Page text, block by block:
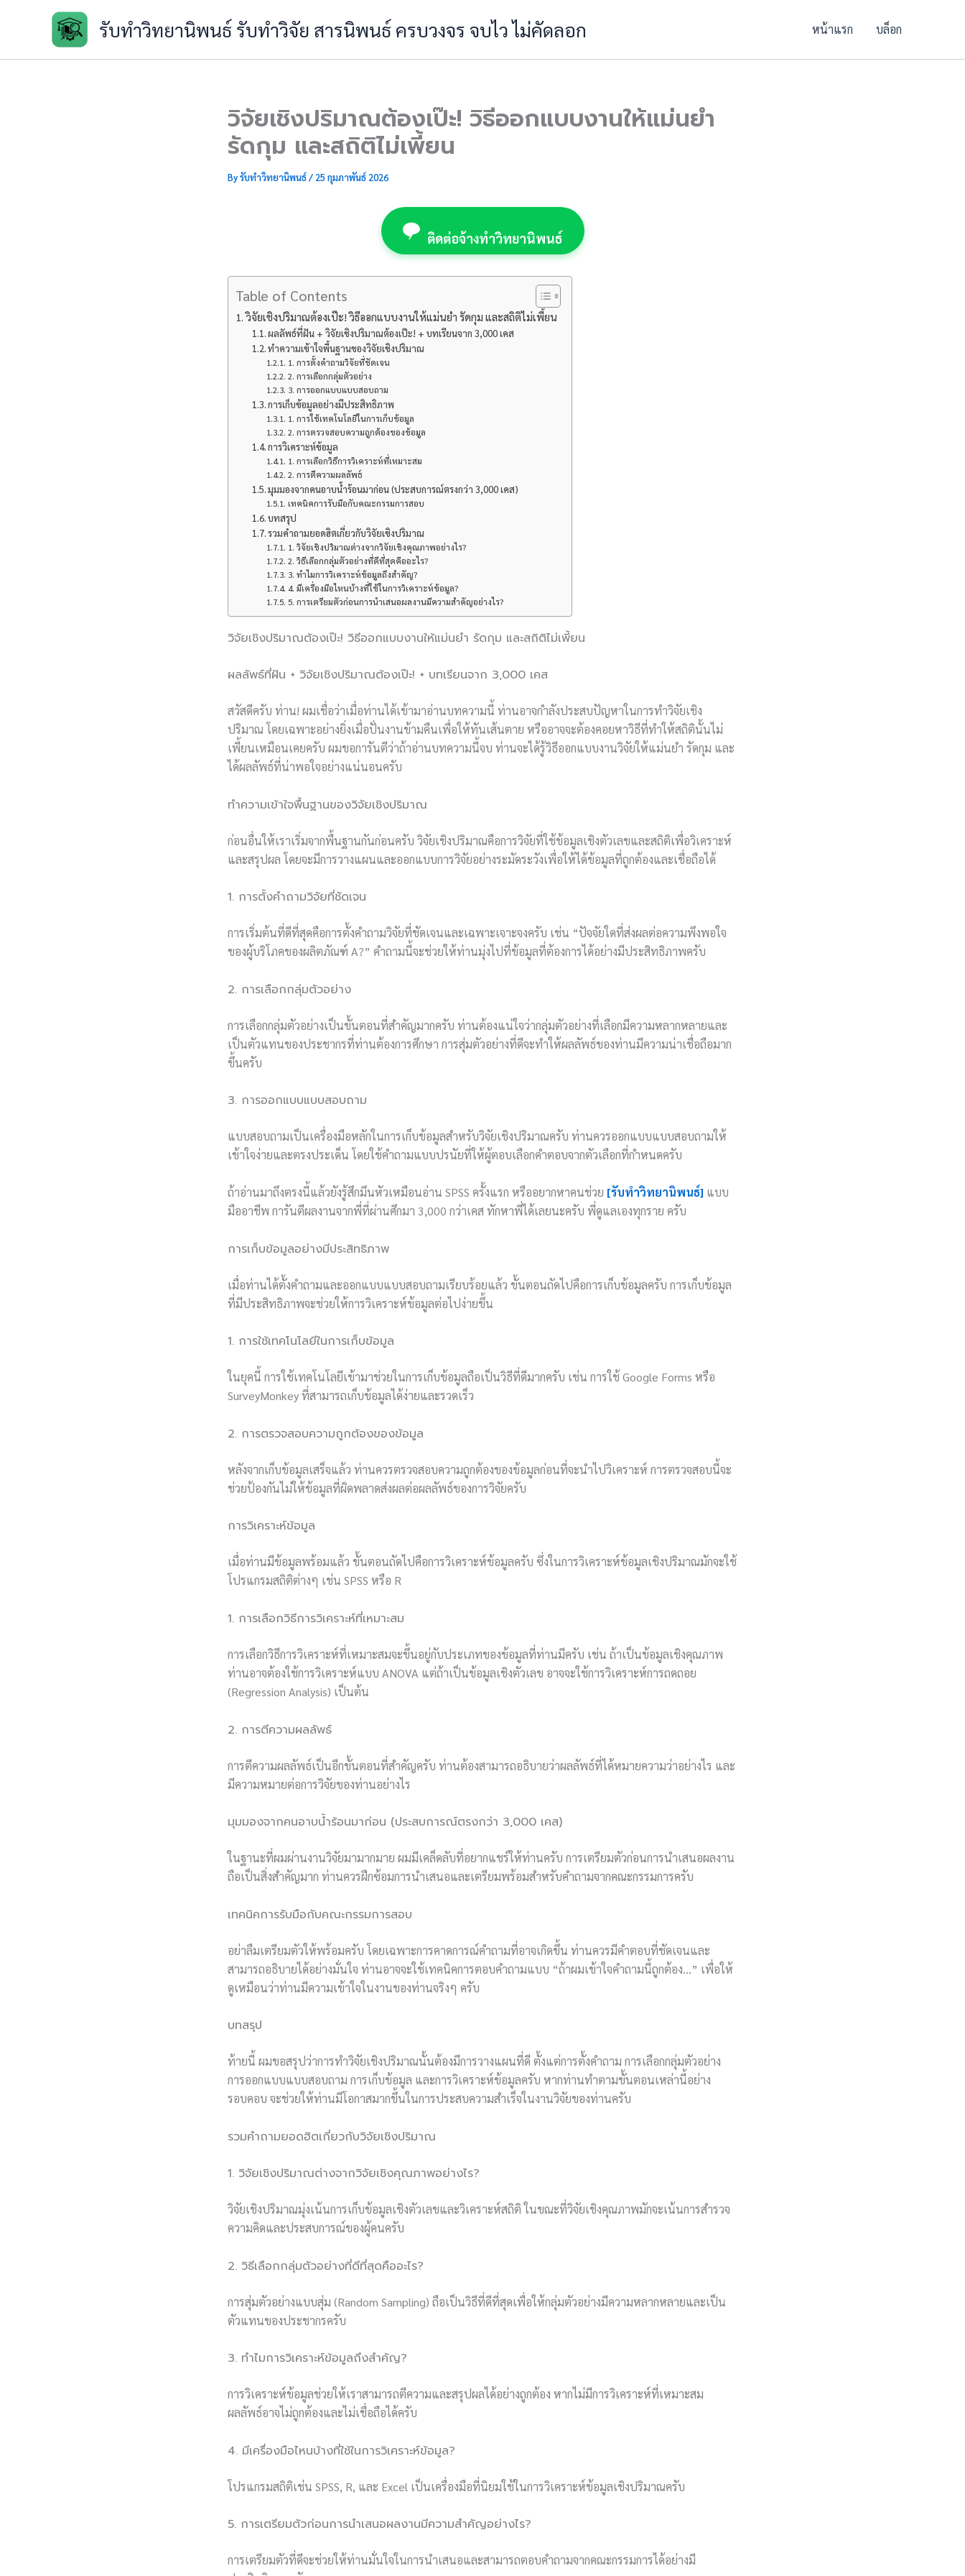
รับทำวิทยานิพนธ์ รับทำวิจัย สารนิพนธ์ ครบวงจร จบไว ไม่คัดลอก หน้าแรก บล็อก
วิจัยเชิงปริมาณต้องเป๊ะ! วิธีออกแบบงานให้แม่นยำ
รัดกุม และสถิติไม่เพี้ยน
Byรับทำวิทยานิพนธ์/ 25 กุมภาพันธ์ 2026
ติดต่อจ้างทำวิทยานิพนธ์
Table of Contents
วิจัยเชิงปริมาณต้องเป๊ะ! วิธีออกแบบงานให้แม่นยำ รัดกุม และสถิติไม่เพี้ยน
ผลลัพธ์ที่ฝัน + วิจัยเชิงปริมาณต้องเป๊ะ! + บทเรียนจาก 3,000 เคส
ทำความเข้าใจพื้นฐานของวิจัยเชิงปริมาณ
1. การตั้งคำถามวิจัยที่ชัดเจน
2. การเลือกกลุ่มตัวอย่าง
3. การออกแบบแบบสอบถาม
การเก็บข้อมูลอย่างมีประสิทธิภาพ
1. การใช้เทคโนโลยีในการเก็บข้อมูล
2. การตรวจสอบความถูกต้องของข้อมูล
การวิเคราะห์ข้อมูล
1. การเลือกวิธีการวิเคราะห์ที่เหมาะสม
2. การตีความผลลัพธ์
มุมมองจากคนอาบน้ำร้อนมาก่อน (ประสบการณ์ตรงกว่า 3,000 เคส)
เทคนิคการรับมือกับคณะกรรมการสอบ
บทสรุป
รวมคำถามยอดฮิตเกี่ยวกับวิจัยเชิงปริมาณ
1. วิจัยเชิงปริมาณต่างจากวิจัยเชิงคุณภาพอย่างไร?
2. วิธีเลือกกลุ่มตัวอย่างที่ดีที่สุดคืออะไร?
3. ทำไมการวิเคราะห์ข้อมูลถึงสำคัญ?
4. มีเครื่องมือไหนบ้างที่ใช้ในการวิเคราะห์ข้อมูล?
5. การเตรียมตัวก่อนการนำเสนอผลงานมีความสำคัญอย่างไร?
วิจัยเชิงปริมาณต้องเป๊ะ! วิธีออกแบบงานให้แม่นยำ รัดกุม และสถิติไม่เพี้ยน
ผลลัพธ์ที่ฝัน + วิจัยเชิงปริมาณต้องเป๊ะ! + บทเรียนจาก 3,000 เคส
สวัสดีครับ ท่าน! ผมเชื่อว่าเมื่อท่านได้เข้ามาอ่านบทความนี้ ท่านอาจกำลังประสบปัญหาในการทำวิจัยเชิง
ปริมาณ โดยเฉพาะอย่างยิ่งเมื่อปั่นงานข้ามคืนเพื่อให้ทันเส้นตาย หรืออาจจะต้องคอยหาวิธีที่ทำให้สถิตินั้นไม่
เพี้ยนเหมือนเคยครับ ผมขอการันตีว่าถ้าอ่านบทความนี้จบ ท่านจะได้รู้วิธีออกแบบงานวิจัยให้แม่นยำ รัดกุม และ
ได้ผลลัพธ์ที่น่าพอใจอย่างแน่นอนครับ
ทำความเข้าใจพื้นฐานของวิจัยเชิงปริมาณ
ก่อนอื่นให้เราเริ่มจากพื้นฐานกันก่อนครับ วิจัยเชิงปริมาณคือการวิจัยที่ใช้ข้อมูลเชิงตัวเลขและสถิติเพื่อวิเคราะห์
และสรุปผล โดยจะมีการวางแผนและออกแบบการวิจัยอย่างระมัดระวังเพื่อให้ได้ข้อมูลที่ถูกต้องและเชื่อถือได้
1. การตั้งคำถามวิจัยที่ชัดเจน
การเริ่มต้นที่ดีที่สุดคือการตั้งคำถามวิจัยที่ชัดเจนและเฉพาะเจาะจงครับ เช่น “ปัจจัยใดที่ส่งผลต่อความพึงพอใจ
ของผู้บริโภคของผลิตภัณฑ์ A?” คำถามนี้จะช่วยให้ท่านมุ่งไปที่ข้อมูลที่ต้องการได้อย่างมีประสิทธิภาพครับ
2. การเลือกกลุ่มตัวอย่าง
การเลือกกลุ่มตัวอย่างเป็นขั้นตอนที่สำคัญมากครับ ท่านต้องแน่ใจว่ากลุ่มตัวอย่างที่เลือกมีความหลากหลายและ
เป็นตัวแทนของประชากรที่ท่านต้องการศึกษา การสุ่มตัวอย่างที่ดีจะทำให้ผลลัพธ์ของท่านมีความน่าเชื่อถือมาก
ขึ้นครับ
3. การออกแบบแบบสอบถาม
แบบสอบถามเป็นเครื่องมือหลักในการเก็บข้อมูลสำหรับวิจัยเชิงปริมาณครับ ท่านควรออกแบบแบบสอบถามให้
เข้าใจง่ายและตรงประเด็น โดยใช้คำถามแบบปรนัยที่ให้ผู้ตอบเลือกคำตอบจากตัวเลือกที่กำหนดครับ
ถ้าอ่านมาถึงตรงนี้แล้วยังรู้สึกมึนหัวเหมือนอ่าน SPSS ครั้งแรก หรืออยากหาคนช่วย [รับทำวิทยานิพนธ์] แบบ
มืออาชีพ การันตีผลงานจากพี่ที่ผ่านศึกมา 3,000 กว่าเคส ทักหาพี่ได้เลยนะครับ พี่ดูแลเองทุกราย ครับ
การเก็บข้อมูลอย่างมีประสิทธิภาพ
เมื่อท่านได้ตั้งคำถามและออกแบบแบบสอบถามเรียบร้อยแล้ว ขั้นตอนถัดไปคือการเก็บข้อมูลครับ การเก็บข้อมูล
ที่มีประสิทธิภาพจะช่วยให้การวิเคราะห์ข้อมูลต่อไปง่ายขึ้น
1. การใช้เทคโนโลยีในการเก็บข้อมูล
ในยุคนี้ การใช้เทคโนโลยีเข้ามาช่วยในการเก็บข้อมูลถือเป็นวิธีที่ดีมากครับ เช่น การใช้ Google Forms หรือ
SurveyMonkey ที่สามารถเก็บข้อมูลได้ง่ายและรวดเร็ว
2. การตรวจสอบความถูกต้องของข้อมูล
หลังจากเก็บข้อมูลเสร็จแล้ว ท่านควรตรวจสอบความถูกต้องของข้อมูลก่อนที่จะนำไปวิเคราะห์ การตรวจสอบนี้จะ
ช่วยป้องกันไม่ให้ข้อมูลที่ผิดพลาดส่งผลต่อผลลัพธ์ของการวิจัยครับ
การวิเคราะห์ข้อมูล
เมื่อท่านมีข้อมูลพร้อมแล้ว ขั้นตอนถัดไปคือการวิเคราะห์ข้อมูลครับ ซึ่งในการวิเคราะห์ข้อมูลเชิงปริมาณมักจะใช้
โปรแกรมสถิติต่างๆ เช่น SPSS หรือ R
1. การเลือกวิธีการวิเคราะห์ที่เหมาะสม
การเลือกวิธีการวิเคราะห์ที่เหมาะสมจะขึ้นอยู่กับประเภทของข้อมูลที่ท่านมีครับ เช่น ถ้าเป็นข้อมูลเชิงคุณภาพ
ท่านอาจต้องใช้การวิเคราะห์แบบ ANOVA แต่ถ้าเป็นข้อมูลเชิงตัวเลข อาจจะใช้การวิเคราะห์การถดถอย
(Regression Analysis) เป็นต้น
2. การตีความผลลัพธ์
การตีความผลลัพธ์เป็นอีกขั้นตอนที่สำคัญครับ ท่านต้องสามารถอธิบายว่าผลลัพธ์ที่ได้หมายความว่าอย่างไร และ
มีความหมายต่อการวิจัยของท่านอย่างไร
มุมมองจากคนอาบน้ำร้อนมาก่อน (ประสบการณ์ตรงกว่า 3,000 เคส)
ในฐานะที่ผมผ่านงานวิจัยมามากมาย ผมมีเคล็ดลับที่อยากแชร์ให้ท่านครับ การเตรียมตัวก่อนการนำเสนอผลงาน
ถือเป็นสิ่งสำคัญมาก ท่านควรฝึกซ้อมการนำเสนอและเตรียมพร้อมสำหรับคำถามจากคณะกรรมการครับ
เทคนิคการรับมือกับคณะกรรมการสอบ
อย่าลืมเตรียมตัวให้พร้อมครับ โดยเฉพาะการคาดการณ์คำถามที่อาจเกิดขึ้น ท่านควรมีคำตอบที่ชัดเจนและ
สามารถอธิบายได้อย่างมั่นใจ ท่านอาจจะใช้เทคนิคการตอบคำถามแบบ “ถ้าผมเข้าใจคำถามนี้ถูกต้อง…” เพื่อให้
ดูเหมือนว่าท่านมีความเข้าใจในงานของท่านจริงๆ ครับ
บทสรุป
ท้ายนี้ ผมขอสรุปว่าการทำวิจัยเชิงปริมาณนั้นต้องมีการวางแผนที่ดี ตั้งแต่การตั้งคำถาม การเลือกกลุ่มตัวอย่าง
การออกแบบแบบสอบถาม การเก็บข้อมูล และการวิเคราะห์ข้อมูลครับ หากท่านทำตามขั้นตอนเหล่านี้อย่าง
รอบคอบ จะช่วยให้ท่านมีโอกาสมากขึ้นในการประสบความสำเร็จในงานวิจัยของท่านครับ
รวมคำถามยอดฮิตเกี่ยวกับวิจัยเชิงปริมาณ
1. วิจัยเชิงปริมาณต่างจากวิจัยเชิงคุณภาพอย่างไร?
วิจัยเชิงปริมาณมุ่งเน้นการเก็บข้อมูลเชิงตัวเลขและวิเคราะห์สถิติ ในขณะที่วิจัยเชิงคุณภาพมักจะเน้นการสำรวจ
ความคิดและประสบการณ์ของผู้คนครับ
2. วิธีเลือกกลุ่มตัวอย่างที่ดีที่สุดคืออะไร?
การสุ่มตัวอย่างแบบสุ่ม (Random Sampling) ถือเป็นวิธีที่ดีที่สุดเพื่อให้กลุ่มตัวอย่างมีความหลากหลายและเป็น
ตัวแทนของประชากรครับ
3. ทำไมการวิเคราะห์ข้อมูลถึงสำคัญ?
การวิเคราะห์ข้อมูลช่วยให้เราสามารถตีความและสรุปผลได้อย่างถูกต้อง หากไม่มีการวิเคราะห์ที่เหมาะสม
ผลลัพธ์อาจไม่ถูกต้องและไม่เชื่อถือได้ครับ
4. มีเครื่องมือไหนบ้างที่ใช้ในการวิเคราะห์ข้อมูล?
โปรแกรมสถิติเช่น SPSS, R, และ Excel เป็นเครื่องมือที่นิยมใช้ในการวิเคราะห์ข้อมูลเชิงปริมาณครับ
5. การเตรียมตัวก่อนการนำเสนอผลงานมีความสำคัญอย่างไร?
การเตรียมตัวที่ดีจะช่วยให้ท่านมั่นใจในการนำเสนอและสามารถตอบคำถามจากคณะกรรมการได้อย่างมี